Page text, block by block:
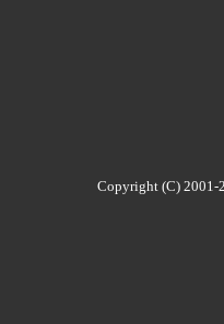
Copyright (C) 2001-